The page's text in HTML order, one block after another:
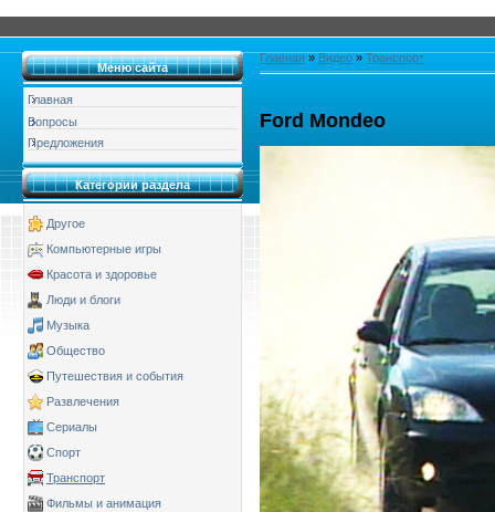
Меню сайта
Главная
Вопросы
Предложения
Категории раздела
Другое
Компьютерные игры
Красота и здоровье
Люди и блоги
Музыка
Общество
Путешествия и события
Развлечения
Сериалы
Спорт
Транспорт
Фильмы и анимация
Главная » Видео » Транспорт
Ford Mondeo